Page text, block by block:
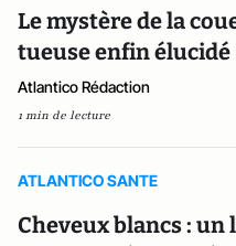
Le mystère de la
tueuse enfin élucidé
Atlantico Rédaction
1 min de lecture
ATLANTICO SANTE
Cheveux blancs : un